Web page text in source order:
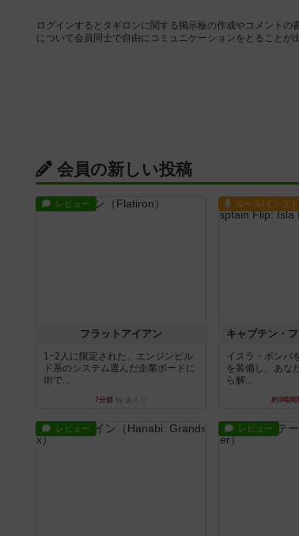
ログインするとタギロンに関する掲示板の作成やコメント
について会員同士で自由にコミュニケーションをとることが
会員の新しい投稿
レビュー
フラットアイアン
1~2人に限定された、エンジンビル
ド系のシステム選んだ企業ボードに
街で...
7分前 by あくり
ルール/インスト
イスラ・ボンバ
を装備し、あな
ら解...
約3時間
レビュー レビュー